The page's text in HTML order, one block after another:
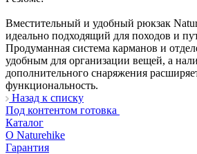
Вместительный и удобный рюкзак
идеально подходящий для походов и
Продуманная система карманов и
удобным для организации вещей, а
дополнительного снаряжения
функциональность.
Назад к списку
Под контентом готовка
Каталог
О Naturehike
Гарантия